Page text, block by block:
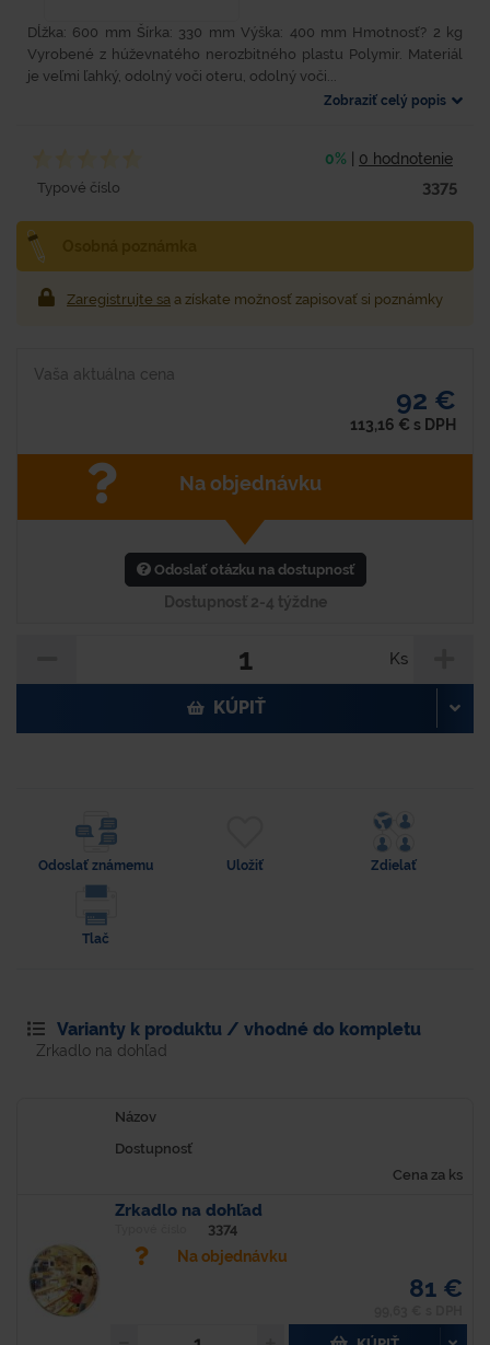
Dĺžka: 600 mm Šírka: 330 mm Výška: 400 mm Hmotnosť? 2 kg
Vyrobené z húževnatého nerozbitného plastu Polymir. Materiál
je veľmi ľahký, odolný voči oteru, odolný voči...
Zobraziť celý popis
0% 0 hodnotenie
Typové číslo 3375
Zaregistrujte sa a získate možnosť zapisovať si poznámky
Vaša aktuálna cena
92 €
113,16 € s DPH
Na objednávku
Odoslať otázku na dostupnosť
Dostupnosť 2-4 týždne
Ks
KÚPIŤ
Odoslať známemu Uložiť Zdielať
Tlač
Varianty k produktu / vhodné do kompletu
Zrkadlo na dohľad
Názov
Dostupnosť
Cena za ks
Zrkadlo na dohľad
3374
Na objednávku
81 €